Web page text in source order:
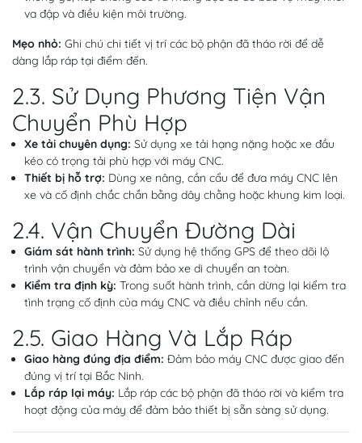
va đập và điều kiện môi trường.
Mẹo nhỏ: Ghi chú chi tiết vị trí các bộ phận đã tháo rời để dễ
dàng lắp ráp tại điểm đến.
2.3. Sử Dụng Phương Tiện Vận
Chuyển Phù Hợp
Xe tải chuyên dụng: Sử dụng xe tải hạng nặng hoặc xe đầu
kéo có trọng tải phù hợp với máy CNC.
Thiết bị hỗ trợ: Dùng xe nâng, cần cẩu để đưa máy CNC lên
xe và cố định chắc chắn bằng dây chằng hoặc khung kim loại.
2.4. Vận Chuyển Đường Dài
Giám sát hành trình: Sử dụng hệ thống GPS để theo dõi lộ
trình vận chuyển và đảm bảo xe di chuyển an toàn.
Kiểm tra định kỳ: Trong suốt hành trình, cần dừng lại kiểm tra
tình trạng cố định của máy CNC và điều chỉnh nếu cần.
2.5. Giao Hàng Và Lắp Ráp
Giao hàng đúng địa điểm: Đảm bảo máy CNC được giao đến
đúng vị trí tại Bắc Ninh.
Lắp ráp lại máy: Lắp ráp các bộ phận đã tháo rời và kiểm tra
hoạt động của máy để đảm bảo thiết bị sẵn sàng sử dụng.